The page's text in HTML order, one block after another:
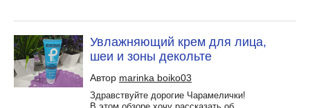
Увлажняющий крем для лица,
шеи и зоны декольте
Автор marinka boiko03
Здравствуйте дорогие Чарамелички!